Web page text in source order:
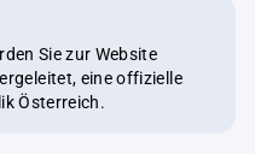
Sie zur Website
Österreich.